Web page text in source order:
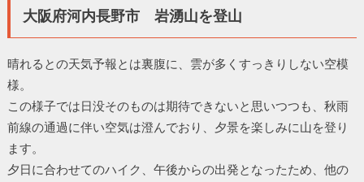
大阪府河内長野市 岩湧山を登山
晴れるとの天気予報とは裏腹に、雲が多くすっきりしない空模
様。
この様子では日没そのものは期待できないと思いつつも、秋雨
前線の通過に伴い空気は澄んでおり、夕景を楽しみに山を登り
ます。
夕日に合わせてのハイク、午後からの出発となったため、他の